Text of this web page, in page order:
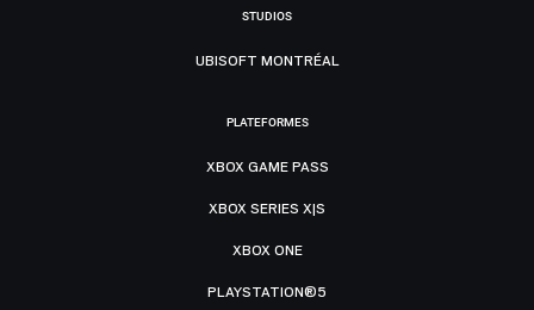
STUDIOS
UBISOFT MONTRÉAL
PLATEFORMES
XBOX GAME PASS
XBOX SERIES X|S
XBOX ONE
PLAYSTATION®5